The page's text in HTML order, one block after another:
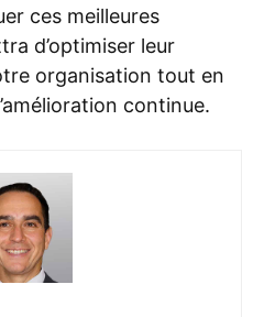
ces meilleures
d’optimiser leur
organisation tout en
continue.